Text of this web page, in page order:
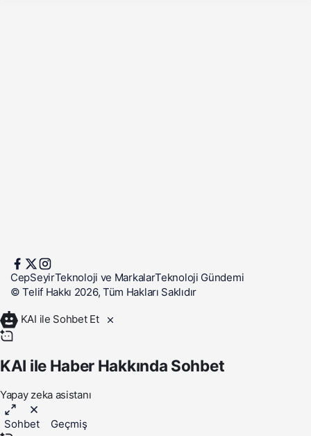
CepSeyirTeknoloji ve MarkalarTeknoloji Gündemi
© Telif Hakkı 2026, Tüm Hakları Saklıdır
KAI ile Sohbet Et
KAI ile Haber Hakkında Sohbet
Yapay zeka asistanı
Sohbet Geçmiş